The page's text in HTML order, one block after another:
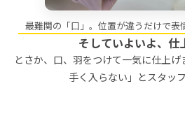
最難関の「口」。位置が違うだけで表
そしていよいよ、仕
とさか、口、羽をつけて一気に仕上
手く入らない」とスタッ